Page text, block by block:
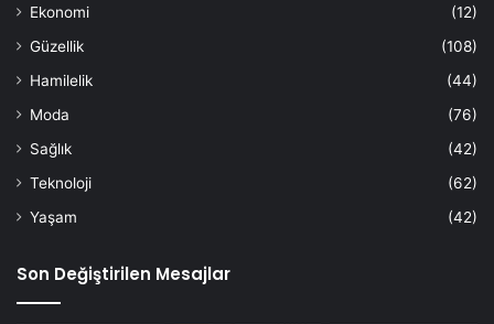
Ekonomi
(12)
Güzellik
(108)
Hamilelik
(44)
Moda
(76)
Sağlık
(42)
Teknoloji
(62)
Yaşam
(42)
Son Değiştirilen Mesajlar